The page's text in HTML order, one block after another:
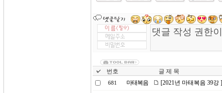
번호 글 제 목
681 마태복음 [2021년 마태복음 39강